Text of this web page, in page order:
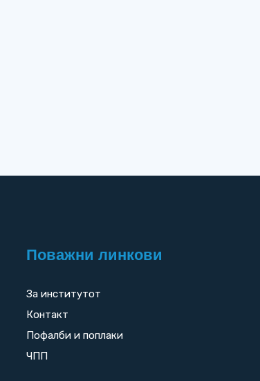
Поважни линкови
За институтот
Контакт
Пофалби и поплаки
ЧПП